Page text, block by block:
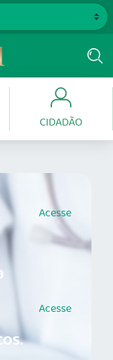
CIDADÃO
Acesse
Acesse